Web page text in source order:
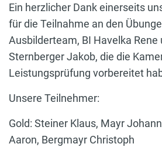
Ein herzlicher Dank einerseits
für die Teilnahme an den
Ausbilderteam, BI Havelka Rene
Sternberger Jakob, die die
Leistungsprüfung vorbereitet
Unsere Teilnehmer:
Gold: Steiner Klaus, Mayr
Aaron, Bergmayr Christoph